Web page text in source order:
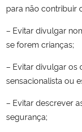
para não contribuir
– Evitar divulgar
se forem crianças;
– Evitar divulgar os
sensacionalista ou
– Evitar descrever
segurança;